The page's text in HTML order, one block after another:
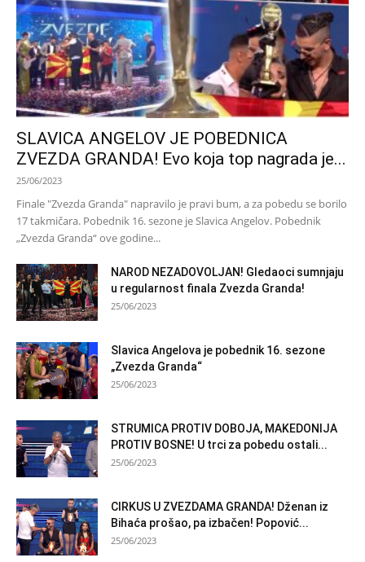
SLAVICA ANGELOV JE POBEDNICA
ZVEZDA GRANDA! Evo koja top nagrada je...
25/06/2023
Finale "Zvezda Granda" napravilo je pravi bum, a za pobedu se borilo
17 takmičara. Pobednik 16. sezone je Slavica Angelov. Pobednik
„Zvezda Granda“ ove godine...
NAROD NEZADOVOLJAN! Gledaoci sumnjaju
u regularnost finala Zvezda Granda!
25/06/2023
Slavica Angelova je pobednik 16. sezone
„Zvezda Granda“
25/06/2023
STRUMICA PROTIV DOBOJA, MAKEDONIJA
PROTIV BOSNE! U trci za pobedu ostali...
25/06/2023
CIRKUS U ZVEZDAMA GRANDA! Dženan iz
Bihaća prošao, pa izbačen! Popović...
25/06/2023